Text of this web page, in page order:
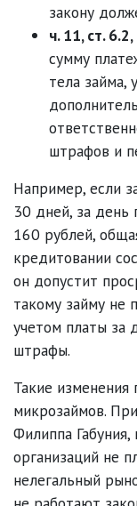
закону
ч. 11, ст. 6.2,
сумму
тела займа,
штрафов и
Например, если
30 дней, за день
160 рублей,
кредитовании
он допустит
такому займу не
учетом платы за
штрафы.
Такие
микрозаймов.
Филиппа
организаций не
нелегальный